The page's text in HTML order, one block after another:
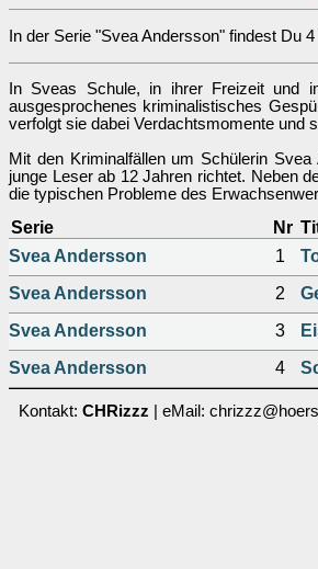
In der Serie "Svea Andersson" findest Du 4
In Sveas Schule, in ihrer Freizeit und
ausgesprochenes kriminalistisches
verfolgt sie dabei Verdachtsmomente und
Mit den Kriminalfällen um Schülerin
junge Leser ab 12 Jahren richtet. Neben
die typischen Probleme des
Serie Nr
Svea Andersson
1
Svea Andersson
2
Svea Andersson
3
Svea Andersson
4
Kontakt: CHRizzz | eMail: